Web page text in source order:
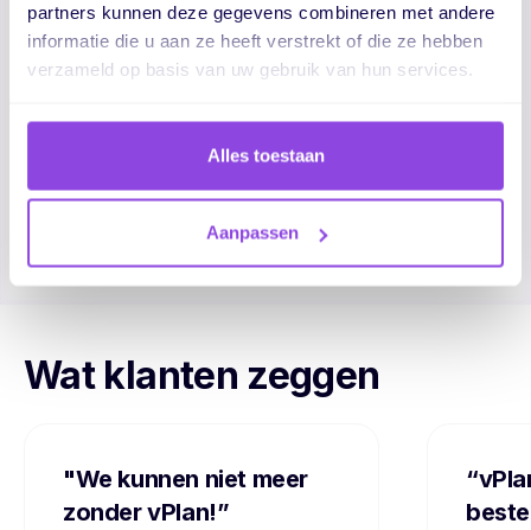
partners kunnen deze gegevens combineren met andere
informatie die u aan ze heeft verstrekt of die ze hebben
verzameld op basis van uw gebruik van hun services.
Alles toestaan
Aanpassen
Samenwerking
losse chats of emails meer.
Ontdek meer over samenwerking ->
Wat klanten zeggen
"We kunnen niet meer
zonder vPlan!”